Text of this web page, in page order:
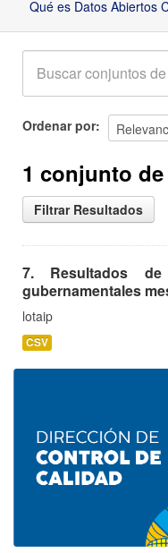
Qué es Datos Abiertos
Ordenar por
1 conjunto
Filtrar Resultados
7. Resultados
gubernamentales
lotaip
CSV